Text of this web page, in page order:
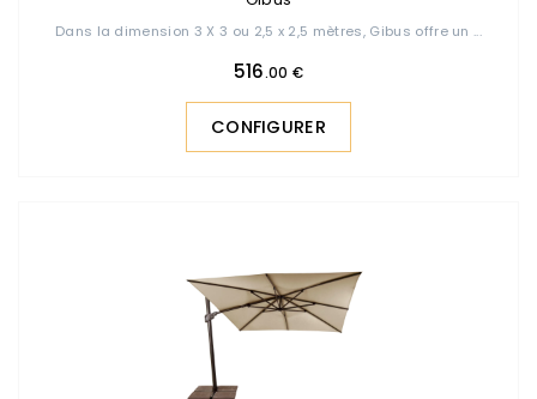
Dans la dimension 3 X 3 ou 2,5 x 2,5 mètres, Gibus offre un ...
516.00 €
CONFIGURER